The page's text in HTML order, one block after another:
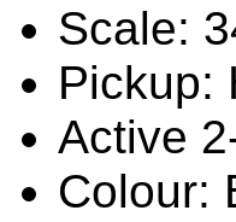
Scale:
Pickup:
Active
Colour: